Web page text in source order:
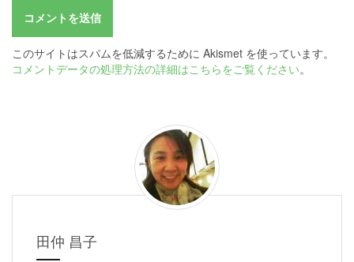
このサイトはスパムを低減するために Akismet を使っています。
コメントデータの処理方法の詳細はこちらをご覧ください。
田仲 昌子